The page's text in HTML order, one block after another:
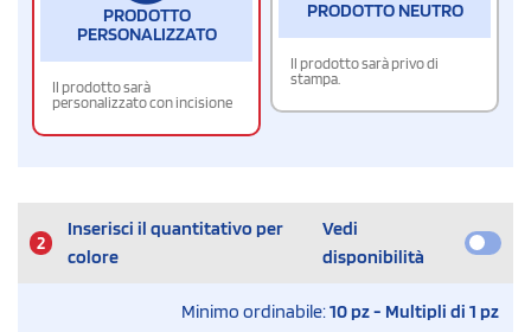
PRODOTTO
PERSONALIZZATO
Il prodotto sarà
personalizzato con incisione
PRODOTTO NEUTRO
Il prodotto sarà privo di
stampa.
2
Inserisci il quantitativo per
colore
Vedi
disponibilità
Minimo ordinabile:10 pz - Multipli di 1 pz